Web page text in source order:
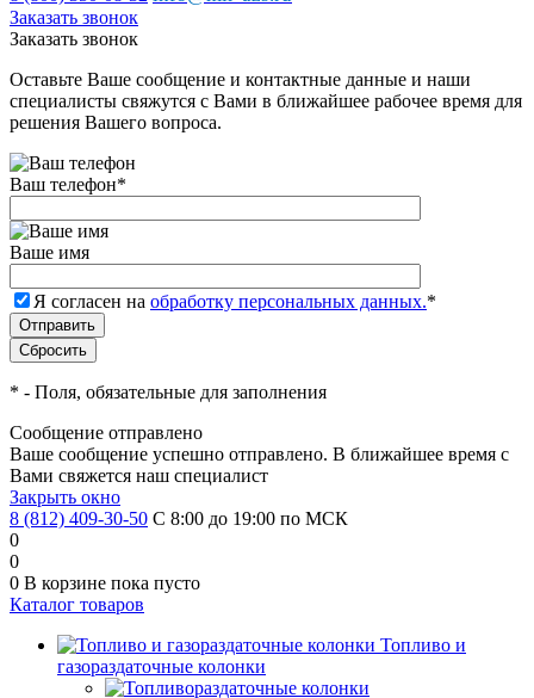
Заказать звонок
Заказать звонок
Оставьте Ваше сообщение и контактные данные и наши
специалисты свяжутся с Вами в ближайшее рабочее время для
решения Вашего вопроса.
Ваш телефон*
Ваше имя
Я согласен на обработку персональных данных.*
* - Поля, обязательные для заполнения
Сообщение отправлено
Ваше сообщение успешно отправлено. В ближайшее время с
Вами свяжется наш специалист
Закрыть окно
8 (812) 409-30-50 С 8:00 до 19:00 по МСК
0
0
0 В корзине пока пусто
Каталог товаров
Топливо и
газораздаточные колонки